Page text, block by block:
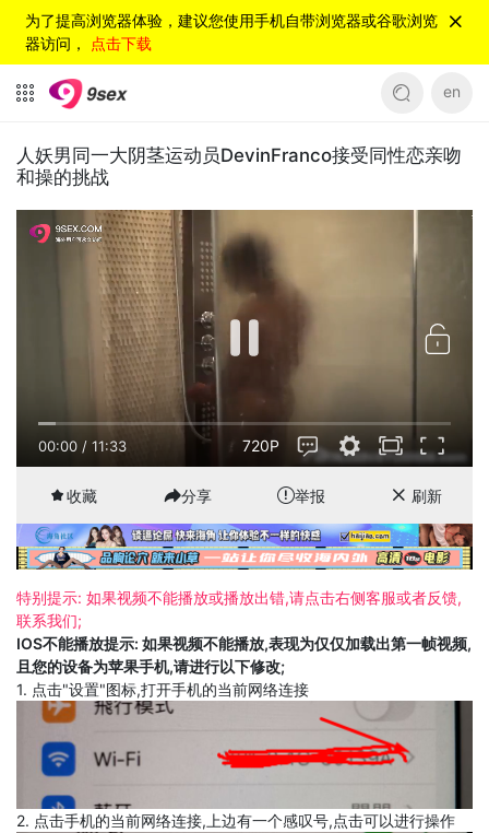
为了提高浏览器体验，建议您使用手机自带浏览器或谷歌浏览
器访问， 点击下载
en
人妖男同一大阴茎运动员DevinFranco接受同性恋亲吻
和操的挑战
00:00 / 11:33 720P
收藏 分享 举报 刷新
特别提示: 如果视频不能播放或播放出错,请点击右侧客服或者反馈,
联系我们;
IOS不能播放提示: 如果视频不能播放,表现为仅仅加载出第一帧视频,
且您的设备为苹果手机,请进行以下修改;
1. 点击"设置"图标,打开手机的当前网络连接
2. 点击手机的当前网络连接,上边有一个感叹号,点击可以进行操作